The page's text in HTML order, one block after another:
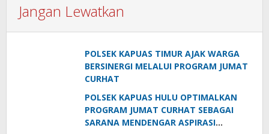
Jangan Lewatkan
POLSEK KAPUAS TIMUR AJAK WARGA
BERSINERGI MELALUI PROGRAM JUMAT
CURHAT
POLSEK KAPUAS HULU OPTIMALKAN
PROGRAM JUMAT CURHAT SEBAGAI
SARANA MENDENGAR ASPIRASI